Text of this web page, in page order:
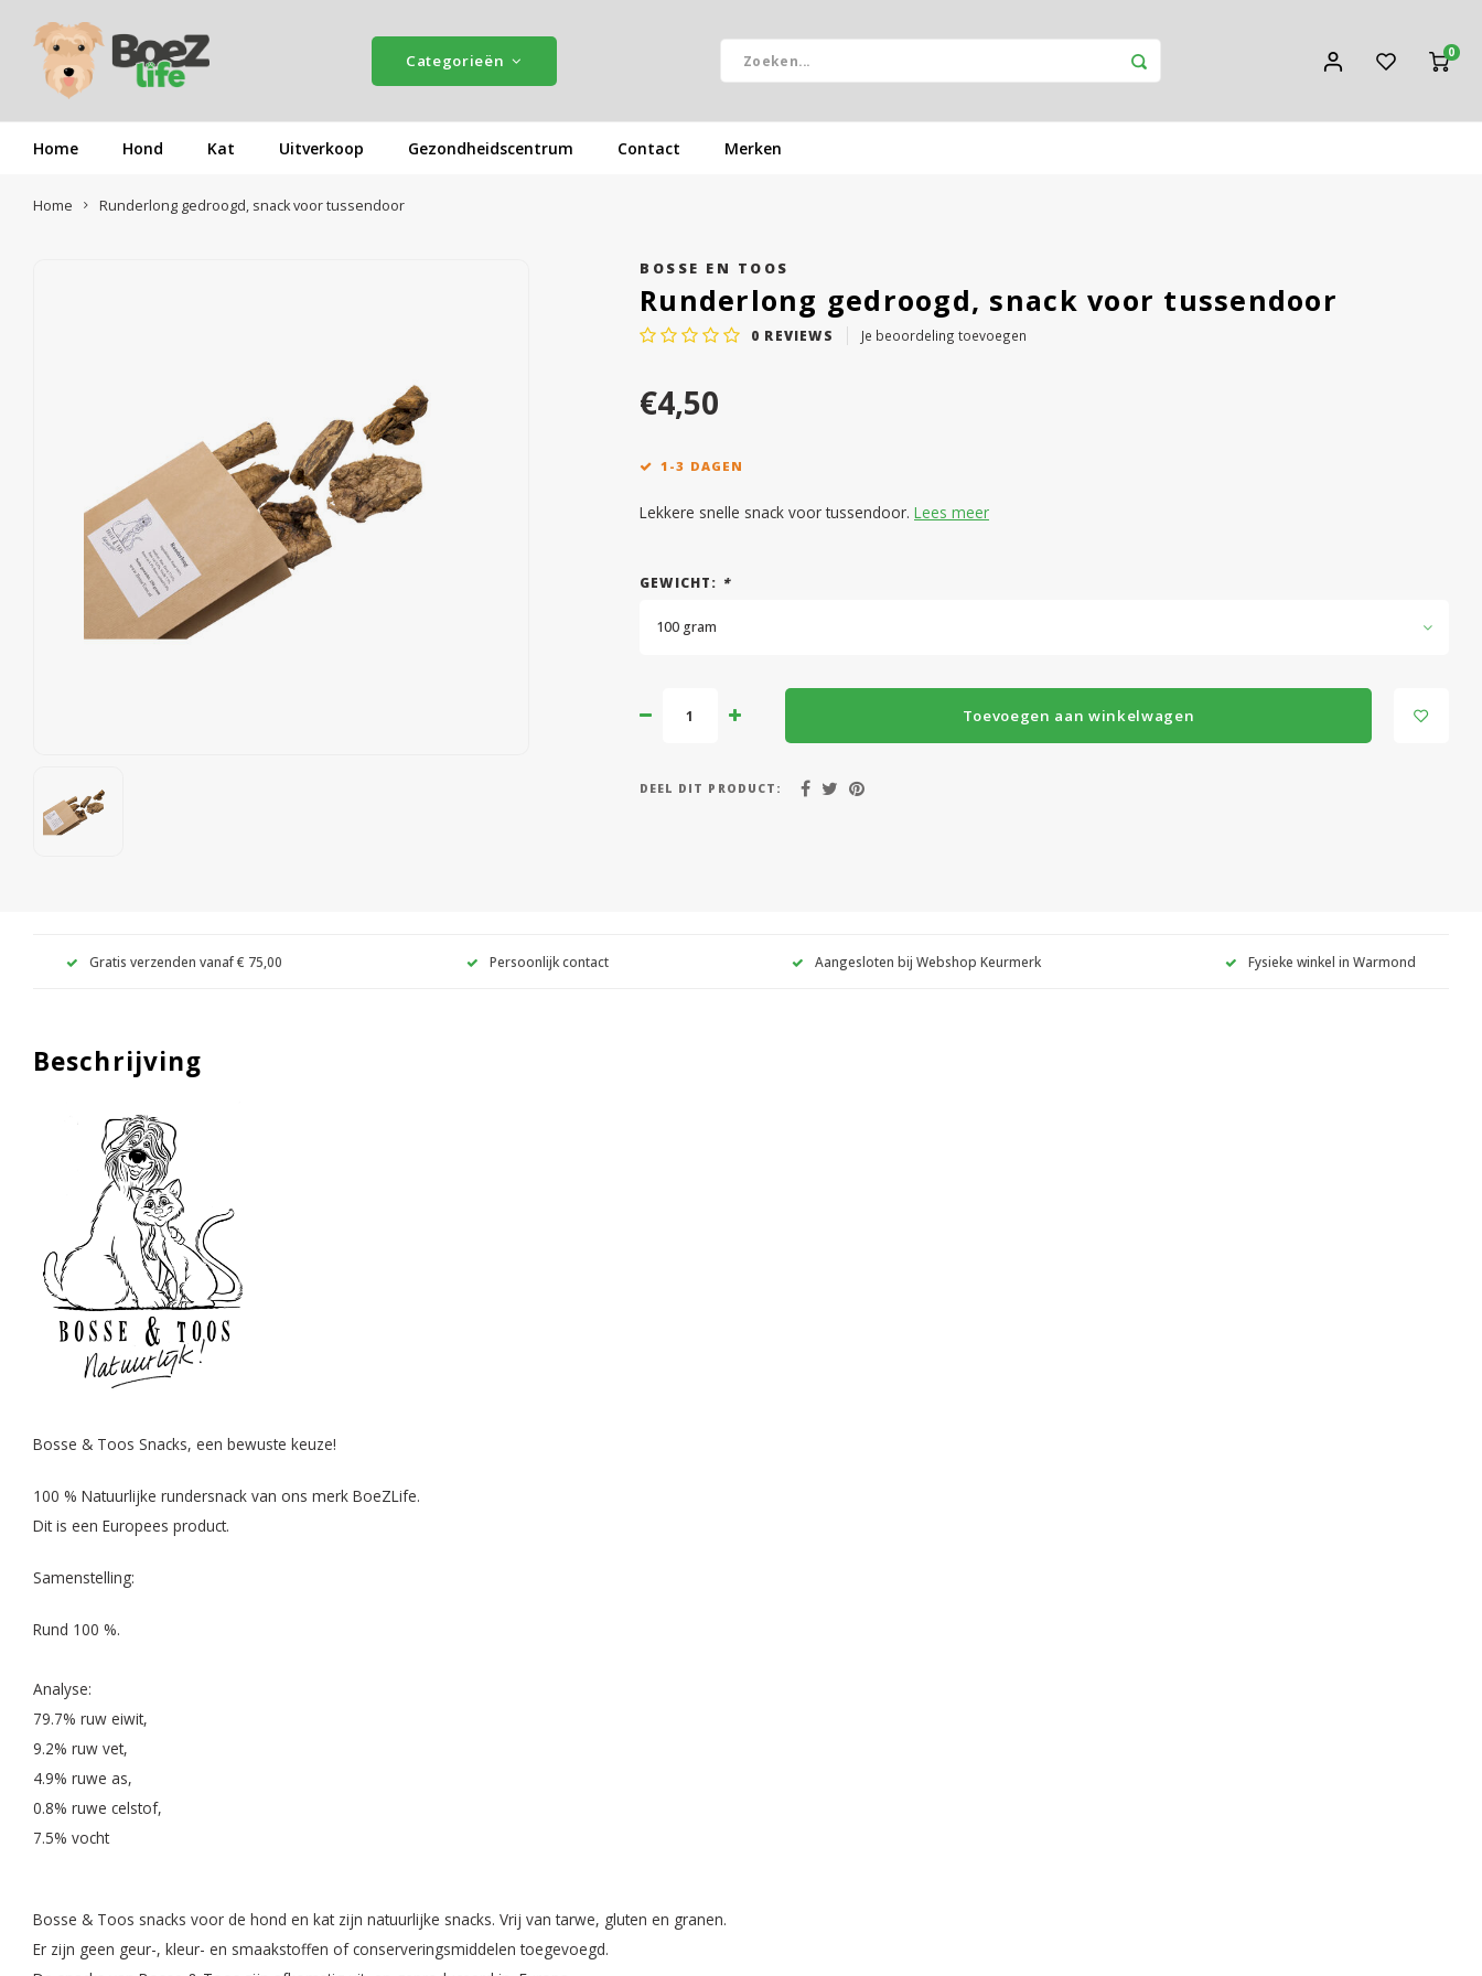
Categorieën 0
Home Hond Kat Uitverkoop Gezondheidscentrum Contact Merken
Home Runderlong gedroogd, snack voor tussendoor
BOSSE EN TOOS
Runderlong gedroogd, snack voor tussendoor
0 REVIEWS Je beoordeling toevoegen
€4,50
1-3 DAGEN
Lekkere snelle snack voor tussendoor. Lees meer
GEWICHT: *
100 gram
Toevoegen aan winkelwagen
DEEL DIT PRODUCT:
Gratis verzenden vanaf € 75,00 Persoonlijk contact Aangesloten bij Webshop Keurmerk Fysieke winkel in Warmond
Beschrijving
Bosse & Toos Snacks, een bewuste keuze!
100 % Natuurlijke rundersnack van ons merk BoeZLife.
Dit is een Europees product.
Samenstelling:
Rund 100 %.
Analyse:
79.7% ruw eiwit,
9.2% ruw vet,
4.9% ruwe as,
0.8% ruwe celstof,
7.5% vocht
Bosse & Toos snacks voor de hond en kat zijn natuurlijke snacks. Vrij van tarwe, gluten en granen.
Er zijn geen geur-, kleur- en smaakstoffen of conserveringsmiddelen toegevoegd.